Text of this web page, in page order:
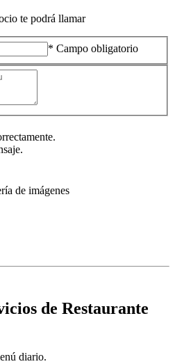
te podrá llamar
* Campo obligatorio
de Restaurante
diario.